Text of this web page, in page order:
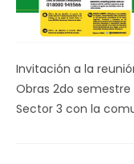
Invitación a la
Obras 2do semestre
Sector 3 con la